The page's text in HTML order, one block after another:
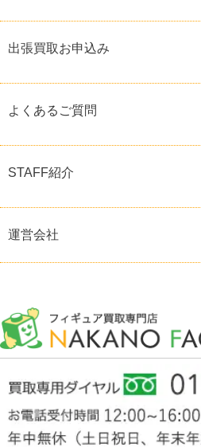
出張買取お申込み
よくあるご質問
STAFF紹介
運営会社